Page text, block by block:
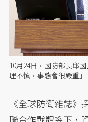
10月24日，國防部長邱
理不慎，事態會很嚴重
《全球防衛雜誌》
聯合作戰體系下，